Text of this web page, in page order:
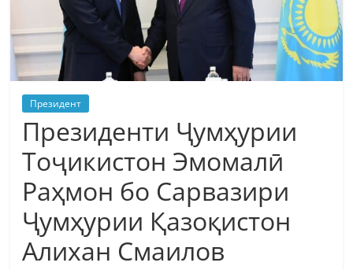
Президент
Президенти Ҷумҳурии
Тоҷикистон Эмомалӣ
Раҳмон бо Сарвазири
Ҷумҳурии Қазоқистон
Алихан Смаилов